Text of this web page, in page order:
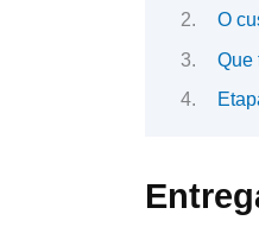
O
Que